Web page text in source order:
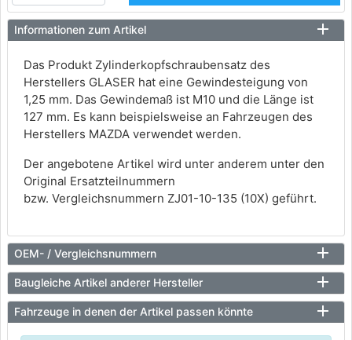
Informationen zum Artikel
Das Produkt Zylinderkopfschraubensatz des
Herstellers GLASER hat eine Gewindesteigung von
1,25 mm. Das Gewindemaß ist M10 und die Länge ist
127 mm. Es kann beispielsweise an Fahrzeugen des
Herstellers MAZDA verwendet werden.
Der angebotene Artikel wird unter anderem unter den
Original Ersatzteilnummern
bzw. Vergleichsnummern ZJ01-10-135 (10X) geführt.
OEM- / Vergleichsnummern
Baugleiche Artikel anderer Hersteller
Fahrzeuge in denen der Artikel passen könnte